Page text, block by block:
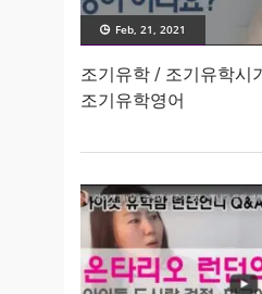
Feb, 21, 2021
조기유학 / 조기유학시
조기유학영어